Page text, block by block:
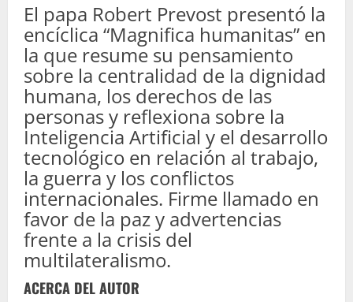
El papa Robert Prevost presentó la
encíclica “Magnifica humanitas” en
la que resume su pensamiento
sobre la centralidad de la dignidad
humana, los derechos de las
personas y reflexiona sobre la
Inteligencia Artificial y el desarrollo
tecnológico en relación al trabajo,
la guerra y los conflictos
internacionales. Firme llamado en
favor de la paz y advertencias
frente a la crisis del
multilateralismo.
ACERCA DEL AUTOR